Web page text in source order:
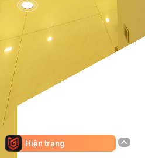
Hiện trạng